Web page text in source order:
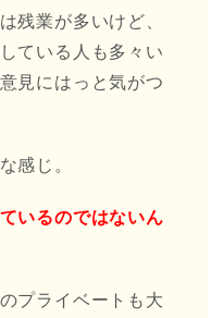
残業が多いけど、
ている人も多々い
見にはっと気がつ
感じ。
いるのではないん
プライベートも大